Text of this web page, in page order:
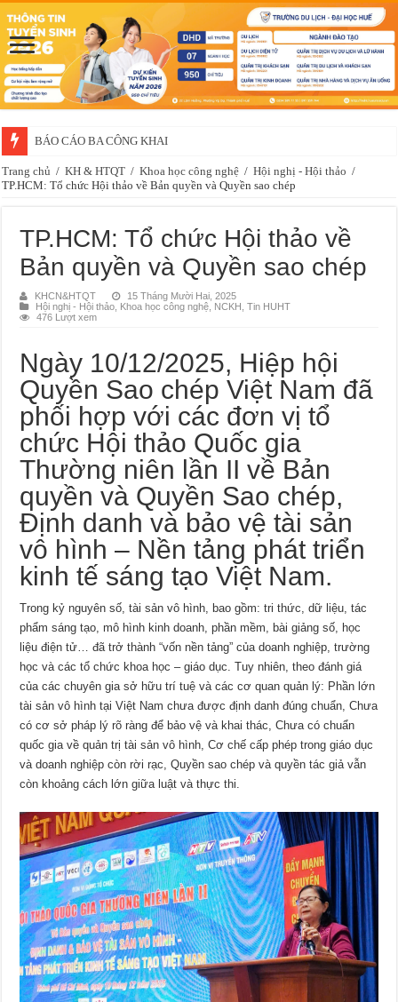
BÁO CÁO BA CÔNG KHAI
Thông báo về việc xét chọn sinh viên đề nghị nhận học bổng của doanh
Trang chủ / KH & HTQT / Khoa học công nghệ / Hội nghị - Hội thảo /
TP.HCM: Tổ chức Hội thảo về Bản quyền và Quyền sao chép
TP.HCM: Tổ chức Hội thảo về
Bản quyền và Quyền sao chép
KHCN&HTQT
15 Tháng Mười Hai, 2025
Hội nghị - Hội thảo Khoa học công nghệ NCKH ,Tin HUHT
476 Lượt xem
Ngày 10/12/2025, Hiệp hội
Quyền Sao chép Việt Nam đã
phối hợp với các đơn vị tổ
chức Hội thảo Quốc gia
Thường niên lần II về Bản
quyền và Quyền Sao chép,
Định danh và bảo vệ tài sản
vô hình – Nền tảng phát triển
kinh tế sáng tạo Việt Nam.
Trong kỷ nguyên số, tài sản vô hình, bao gồm: tri thức, dữ liệu, tác
phẩm sáng tạo, mô hình kinh doanh, phần mềm, bài giảng số, học
liệu điện tử… đã trở thành “vốn nền tảng” của doanh nghiệp, trường
học và các tổ chức khoa học – giáo dục. Tuy nhiên, theo đánh giá
của các chuyên gia sở hữu trí tuệ và các cơ quan quản lý: Phần lớn
tài sản vô hình tại Việt Nam chưa được định danh đúng chuẩn, Chưa
có cơ sở pháp lý rõ ràng để bảo vệ và khai thác, Chưa có chuẩn
quốc gia về quản trị tài sản vô hình, Cơ chế cấp phép trong giáo dục
và doanh nghiệp còn rời rạc, Quyền sao chép và quyền tác giả vẫn
còn khoảng cách lớn giữa luật và thực thi.